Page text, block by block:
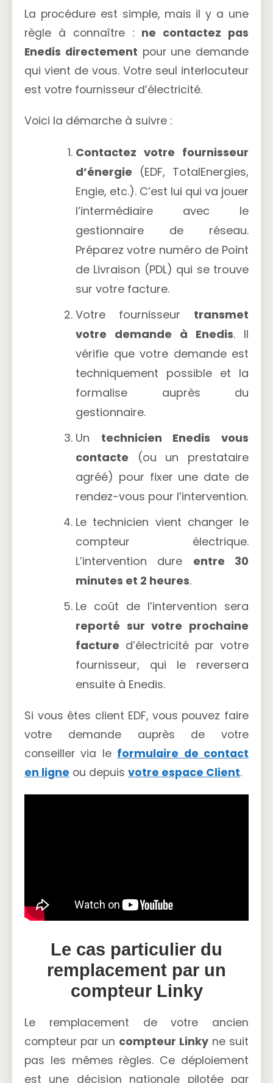
La procédure est simple, mais il y a une
règle à connaître : ne contactez pas
Enedis directement pour une demande
qui vient de vous. Votre seul interlocuteur
est votre fournisseur d’électricité.
Voici la démarche à suivre :
Contactez votre fournisseur
d’énergie (EDF, TotalEnergies,
Engie, etc.). C’est lui qui va jouer
l’intermédiaire avec le
gestionnaire de réseau.
Préparez votre numéro de Point
de Livraison (PDL) qui se trouve
sur votre facture.
Votre fournisseur transmet
votre demande à Enedis. Il
vérifie que votre demande est
techniquement possible et la
formalise auprès du
gestionnaire.
Un technicien Enedis vous
contacte (ou un prestataire
agréé) pour fixer une date de
rendez-vous pour l’intervention.
Le technicien vient changer le
compteur électrique.
L’intervention dure entre 30
minutes et 2 heures.
Le coût de l’intervention sera
reporté sur votre prochaine
facture d’électricité par votre
fournisseur, qui le reversera
ensuite à Enedis.
Si vous êtes client EDF, vous pouvez faire
votre demande auprès de votre
conseiller via le formulaire de contact
en ligne ou depuis votre espace Client.
Le cas particulier du
remplacement par un
compteur Linky
Le remplacement de votre ancien
compteur par un compteur Linky ne suit
pas les mêmes règles. Ce déploiement
est une décision nationale pilotée par